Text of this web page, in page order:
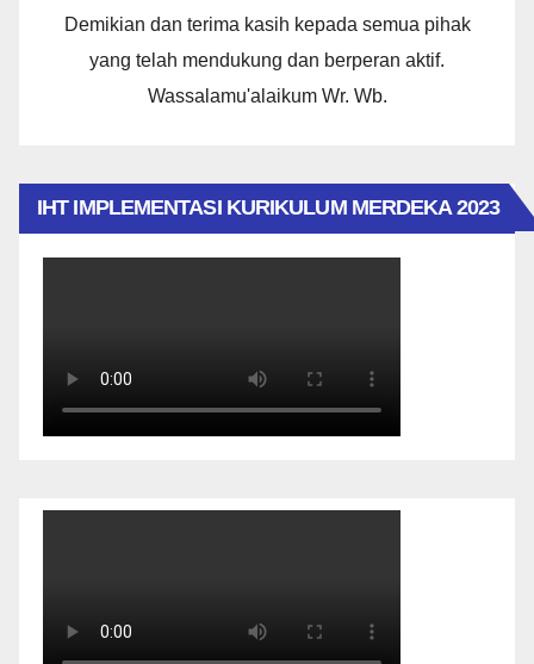
Demikian dan terima kasih kepada semua pihak
yang telah mendukung dan berperan aktif.
Wassalamu'alaikum Wr. Wb.
IHT IMPLEMENTASI KURIKULUM MERDEKA 2023